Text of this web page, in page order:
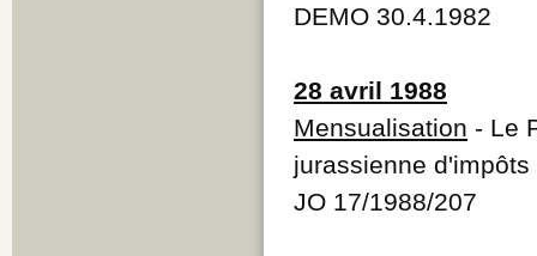
DEMO 30.4.1982
28 avril 1988
Mensualisation - Le
jurassienne d'impôts
JO 17/1988/207